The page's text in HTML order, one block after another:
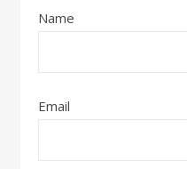
Name
Email